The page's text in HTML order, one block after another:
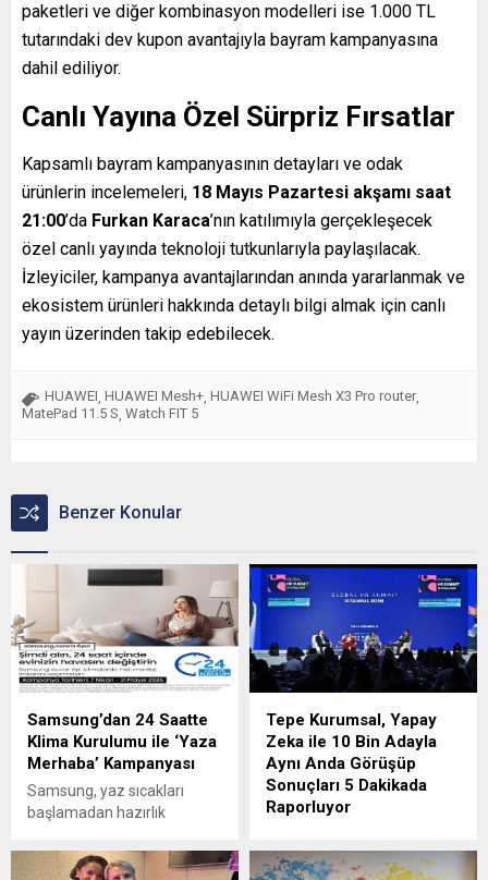
paketleri ve diğer kombinasyon modelleri ise 1.000 TL
tutarındaki dev kupon avantajıyla bayram kampanyasına
dahil ediliyor.
Canlı Yayına Özel Sürpriz Fırsatlar
Kapsamlı bayram kampanyasının detayları ve odak
ürünlerin incelemeleri, 18 Mayıs Pazartesi akşamı saat
21:00’da Furkan Karaca’nın katılımıyla gerçekleşecek
özel canlı yayında teknoloji tutkunlarıyla paylaşılacak.
İzleyiciler, kampanya avantajlarından anında yararlanmak ve
ekosistem ürünleri hakkında detaylı bilgi almak için canlı
yayın üzerinden takip edebilecek.
HUAWEI, HUAWEI Mesh+, HUAWEI WiFi Mesh X3 Pro router,
MatePad 11.5 S, Watch FIT 5
Benzer Konular
Samsung’dan 24 Saatte
Klima Kurulumu ile ‘Yaza
Merhaba’ Kampanyası
Samsung, yaz sıcakları
başlamadan hazırlık
kurulum sürecini
Tepe Kurumsal, Yapay
Zeka ile 10 Bin Adayla
Aynı Anda Görüşüp
Sonuçları 5 Dakikada
Raporluyor
konuşan Tepe Kurumsal